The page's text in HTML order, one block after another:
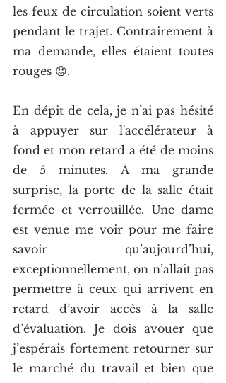
les feux de circulation soient verts
pendant le trajet. Contrairement à
ma demande, elles étaient toutes
rouges 😟.
En dépit de cela, je n’ai pas hésité
à appuyer sur l'accélérateur à
fond et mon retard a été de moins
de 5 minutes. À ma grande
surprise, la porte de la salle était
fermée et verrouillée. Une dame
est venue me voir pour me faire
savoir qu’aujourd’hui,
exceptionnellement, on n’allait pas
permettre à ceux qui arrivent en
retard d’avoir accès à la salle
d’évaluation. Je dois avouer que
j’espérais fortement retourner sur
le marché du travail et bien que